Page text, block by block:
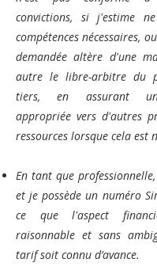
convictions, si j'estime
compétences nécessaires,
demandée altère d'une
autre le libre-arbitre du
tiers, en assurant
appropriée vers d'autres
ressources lorsque cela est
En tant que
et je possède un numéro
ce que l'aspect
raisonnable et sans
tarif soit connu d’avance.